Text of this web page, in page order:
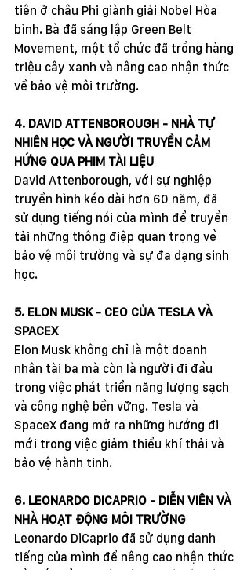
tiên ở châu Phi giành giải Nobel Hòa
bình. Bà đã sáng lập Green Belt
Movement, một tổ chức đã trồng hàng
triệu cây xanh và nâng cao nhận thức
về bảo vệ môi trường.
4. DAVID ATTENBOROUGH - NHÀ TỰ
NHIÊN HỌC VÀ NGƯỜI TRUYỀN CẢM
HỨNG QUA PHIM TÀI LIỆU
David Attenborough, với sự nghiệp
truyền hình kéo dài hơn 60 năm, đã
sử dụng tiếng nói của mình để truyền
tải những thông điệp quan trọng về
bảo vệ môi trường và sự đa dạng sinh
học.
5. ELON MUSK - CEO CỦA TESLA VÀ
SPACEX
Elon Musk không chỉ là một doanh
nhân tài ba mà còn là người đi đầu
trong việc phát triển năng lượng sạch
và công nghệ bền vững. Tesla và
SpaceX đang mở ra những hướng đi
mới trong việc giảm thiểu khí thải và
bảo vệ hành tinh.
6. LEONARDO DICAPRIO - DIỄN VIÊN VÀ
NHÀ HOẠT ĐỘNG MÔI TRƯỜNG
Leonardo DiCaprio đã sử dụng danh
tiếng của mình để nâng cao nhận thức